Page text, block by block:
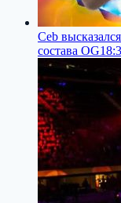
Ceb
состава OG